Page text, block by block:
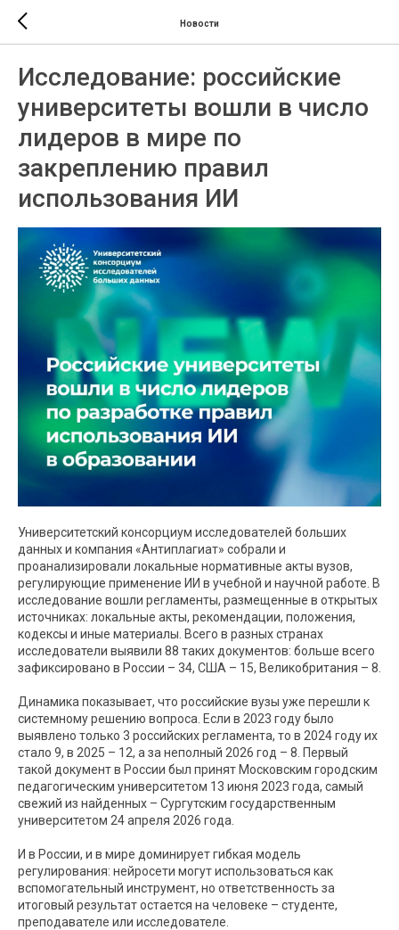
Новости
Исследование: российские
университеты вошли в число
лидеров в мире по
закреплению правил
использования ИИ
Университетский консорциум исследователей больших
данных и компания «Антиплагиат» собрали и
проанализировали локальные нормативные акты вузов,
регулирующие применение ИИ в учебной и научной работе. В
исследование вошли регламенты, размещенные в открытых
источниках: локальные акты, рекомендации, положения,
кодексы и иные материалы. Всего в разных странах
исследователи выявили 88 таких документов: больше всего
зафиксировано в России – 34, США – 15, Великобритания – 8.
Динамика показывает, что российские вузы уже перешли к
системному решению вопроса. Если в 2023 году было
выявлено только 3 российских регламента, то в 2024 году их
стало 9, в 2025 – 12, а за неполный 2026 год – 8. Первый
такой документ в России был принят Московским городским
педагогическим университетом 13 июня 2023 года, самый
свежий из найденных – Сургутским государственным
университетом 24 апреля 2026 года.
И в России, и в мире доминирует гибкая модель
регулирования: нейросети могут использоваться как
вспомогательный инструмент, но ответственность за
итоговый результат остается на человеке – студенте,
преподавателе или исследователе.